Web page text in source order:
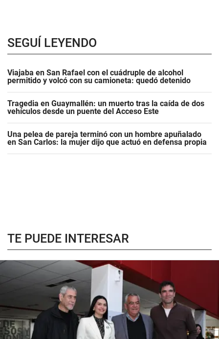
SEGUÍ LEYENDO
Viajaba en San Rafael con el cuádruple de alcohol
permitido y volcó con su camioneta: quedó detenido
Tragedia en Guaymallén: un muerto tras la caída de dos
vehículos desde un puente del Acceso Este
Una pelea de pareja terminó con un hombre apuñalado
en San Carlos: la mujer dijo que actuó en defensa propia
TE PUEDE INTERESAR